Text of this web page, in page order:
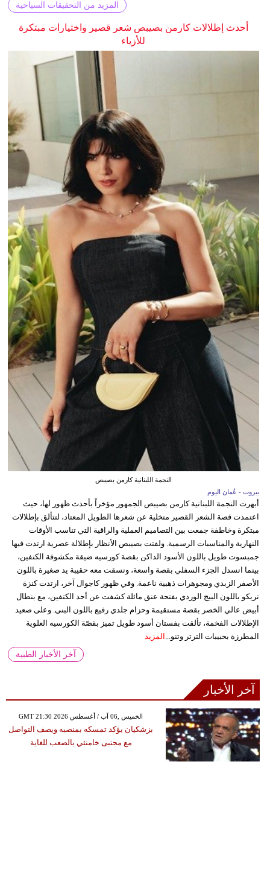
المزيد من التحقيقات السياحية
أحدث إطلالات كارمن بصيبص شعر قصير واختيارات مبتكرة
للأزياء
النجمة اللبنانية كارمن بصيبص
بيروت - عُمان اليوم
أبهرت النجمة اللبنانية كارمن بصيبص الجمهور مؤخراً بأحدث ظهور لها، حيث
اعتمدت قصة الشعر القصير متخلية عن شعرها الطويل المعتاد، لتتألق بإطلالات
مبتكرة وخاطفة جمعت بين التصاميم العملية والراقية التي تناسب الأوقات
النهارية والمناسبات الرسمية. ولفتت بصيبص الأنظار بإطلالة عصرية ارتدت فيها
جمبسوت طويل باللون الأسود الداكن بقصة كورسيه ضيقة مكشوفة الكتفين،
بينما انسدل الجزء السفلي بقصة واسعة، ونسقت معه حقيبة يد صغيرة باللون
الأصفر الزبدي ومجوهرات ذهبية ناعمة. وفي ظهور كاجوال آخر، ارتدت كنزة
تريكو باللون البيج الوردي بفتحة عنق مائلة كشفت عن أحد الكتفين، مع بنطال
أبيض عالي الخصر بقصة مستقيمة وحزام جلدي رفيع باللون البني. وعلى صعيد
الإطلالات الفخمة، تألقت بفستان أسود طويل تميز بقصّة الكورسيه العلوية
المطرزة بحبيبات الترتر وتنو... المزيد
آخر الأخبار الطبية
آخر الأخبار
GMT 21:30 2026 الخميس ,06 آب / أغسطس
بزشكيان يؤكد تمسكه بمنصبه ويصف التواصل
مع مجتبى خامنئي بالصعب للغاية